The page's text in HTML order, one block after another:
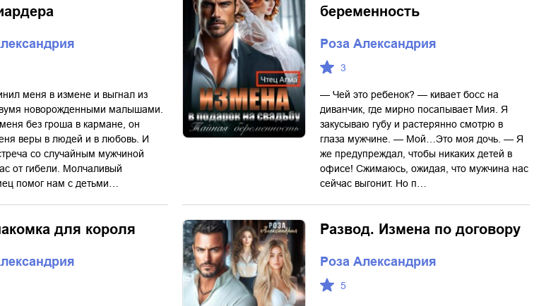
меня в измене и выгнал из
новорожденными малышами.
без гроша в кармане, он
веры в людей и в любовь. И
со случайным мужчиной
от гибели. Молчаливый
помог нам с детьми…
беременность
Роза Александрия
3
— Чей это ребенок? — кивает босс на
диванчик, где мирно посапывает Мия. Я
закусываю губу и растерянно смотрю в
глаза мужчине. — Мой…Это моя дочь. — Я
же предупреждал, чтобы никаких детей в
офисе! Сжимаюсь, ожидая, что мужчина нас
сейчас выгонит. Но п…
для короля Развод. Измена по договору
Роза Александрия
5